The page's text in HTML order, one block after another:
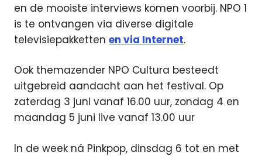
en de mooiste interviews komen voorbij. NPO 1
is te ontvangen via diverse digitale
televisiepakketten en via Internet.
Ook themazender NPO Cultura besteedt
uitgebreid aandacht aan het festival. Op
zaterdag 3 juni vanaf 16.00 uur, zondag 4 en
maandag 5 juni live vanaf 13.00 uur
In de week ná Pinkpop, dinsdag 6 tot en met